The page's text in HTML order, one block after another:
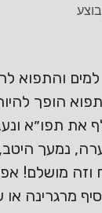
בוצע
למים והתפוא
הופך
את תפו״א
נמעך היטב,
וזה מושלם!
מרגרינה או